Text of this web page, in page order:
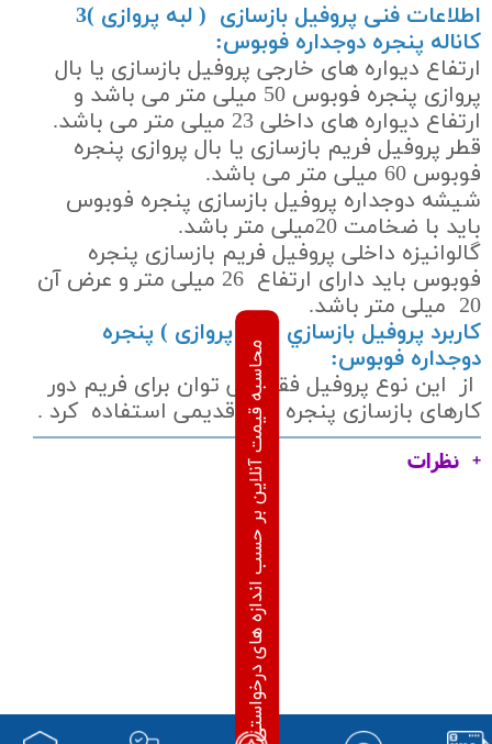
اطلاعات فنی پروفیل بازسازی ( لبه پروازی )3
کاناله پنجره دوجداره فوبوس:
ارتفاع دیواره های خارجی پروفیل بازسازی یا بال
پروازی پنجره فوبوس 50 میلی متر می باشد و
ارتفاع دیواره های داخلی 23 میلی متر می باشد.
قطر پروفیل فریم بازسازی یا بال پروازی پنجره
فوبوس 60 میلی متر می باشد.
شیشه دوجداره پروفیل بازسازی پنجره فوبوس
باید با ضخامت 20میلی متر باشد.
گالوانیزه داخلی پروفیل فریم بازسازی پنجره
فوبوس باید دارای ارتفاع 26 میلی متر و عرض آن
20 میلی متر باشد.
کاربرد پروفیل بازسازي ( لبه پروازی ) پنجره
دوجداره فوبوس:
از این نوع پروفیل فقط می توان برای فریم دور
کارهای بازسازی پنجره های قدیمی استفاده کرد .
نظرات محاسبه قیمت آنلاین بر حسب اندازه های درخواستی